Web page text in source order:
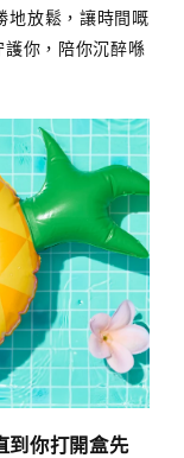
地放鬆，讓時間嘅
你，陪你沉醉喺
到你打開盒先